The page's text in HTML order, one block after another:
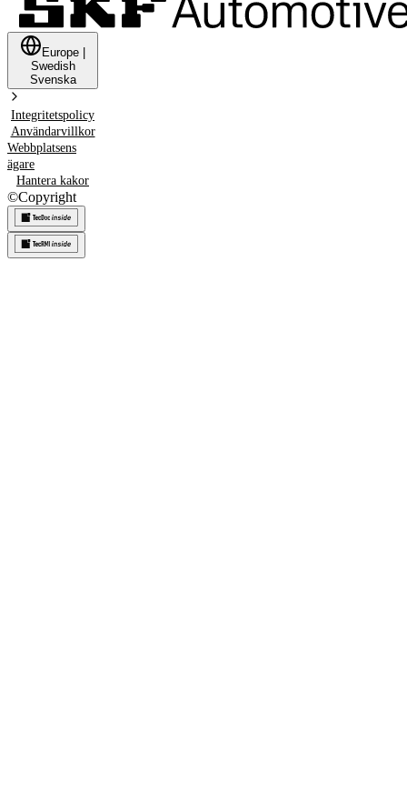
Europe
Swedish
Svenska
Integritetspolicy
Användarvillkor
Webbplatsens
ägare
Hantera kakor
©Copyright